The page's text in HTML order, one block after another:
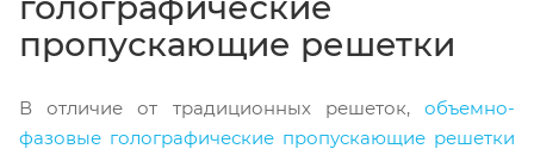
пропускающие решетки
В отличие от традиционных решеток, объемно-
фазовые голографические пропускающие решетки